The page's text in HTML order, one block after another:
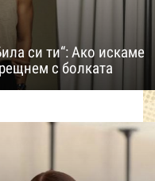
си ти“: Ако искаме
с болката